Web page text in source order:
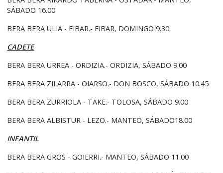
SÁBADO 16.00
BERA BERA ULIA - EIBAR.- EIBAR, DOMINGO 9.30
CADETE
BERA BERA URREA - ORDIZIA.- ORDIZIA, SÁBADO 9.00
BERA BERA ZILARRA - OIARSO.- DON BOSCO, SÁBADO 10.45
BERA BERA ZURRIOLA - TAKE.- TOLOSA, SÁBADO 9.00
BERA BERA ALBISTUR - LEZO.- MANTEO, SÁBADO18.00
INFANTIL
BERA BERA GROS - GOIERRI.- MANTEO, SÁBADO 11.00